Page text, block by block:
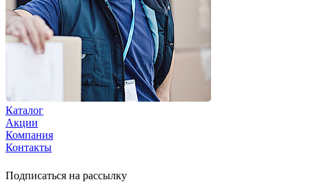
Каталог
Акции
Компания
Контакты
Подписаться на рассылку